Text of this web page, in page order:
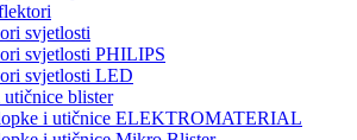
svjetlosti
svjetlosti PHILIPS
svjetlosti LED
blister
i utičnice ELEKTROMATERIAL